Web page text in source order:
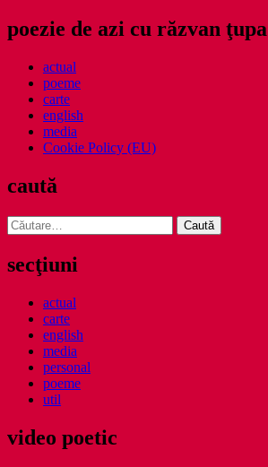
poezie de azi cu răzvan ţupa
actual
poeme
carte
english
media
Cookie Policy (EU)
caută
Caută
după:
secţiuni
actual
carte
english
media
personal
poeme
util
video poetic